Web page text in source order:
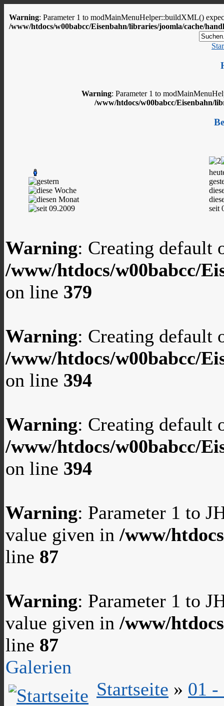
Warning: Parameter 1 to modMainMenuHelper::buildXML()
/www/htdocs/w00babcc/Eisenbahn/libraries/joomla/cache/
Warning: Parameter 1 to
/www/htdocs/w00babcc/Eisenbahn/
seit
Warning: Creating default
/www/htdocs/w00babcc/
on line 379
Warning: Creating default
/www/htdocs/w00babcc/
on line 394
Warning: Creating default
/www/htdocs/w00babcc/
on line 394
Warning: Parameter 1 to
value given in /www/
line 87
Warning: Parameter 1 to
value given in /www/
line 87
Galerien
Startseite » 01 -